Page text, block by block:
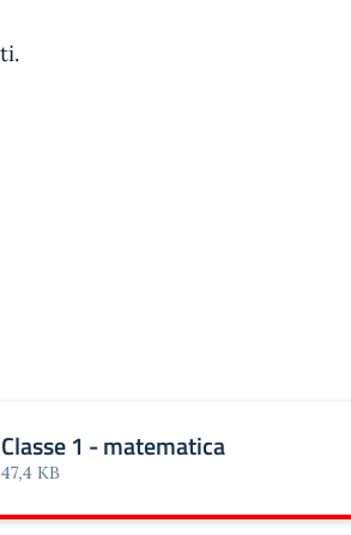
Classe 1 - matematica
Classe 1 - matematica
47,4 KB